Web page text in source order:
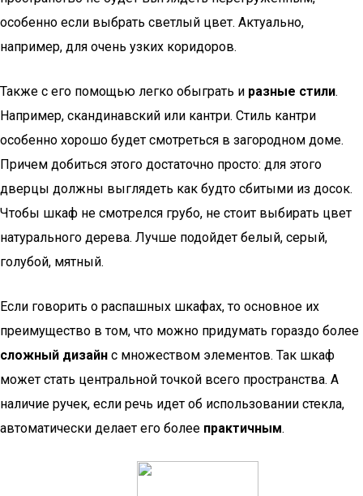
особенно если выбрать светлый цвет. Актуально,
например, для очень узких коридоров.
Также с его помощью легко обыграть и разные стили.
Например, скандинавский или кантри. Стиль кантри
особенно хорошо будет смотреться в загородном доме.
Причем добиться этого достаточно просто: для этого
дверцы должны выглядеть как будто сбитыми из досок.
Чтобы шкаф не смотрелся грубо, не стоит выбирать цвет
натурального дерева. Лучше подойдет белый, серый,
голубой, мятный.
Если говорить о распашных шкафах, то основное их
преимущество в том, что можно придумать гораздо более
сложный дизайн с множеством элементов. Так шкаф
может стать центральной точкой всего пространства. А
наличие ручек, если речь идет об использовании стекла,
автоматически делает его более практичным.